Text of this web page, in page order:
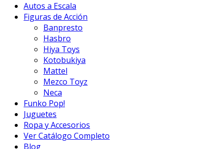
Autos a Escala
Figuras de Acción
Banpresto
Hasbro
Hiya Toys
Kotobukiya
Mattel
Mezco Toyz
Neca
Funko Pop!
Juguetes
Ropa y Accesorios
Ver Catálogo Completo
Blog